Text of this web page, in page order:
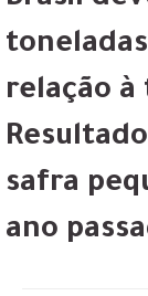
relação
safra
ano